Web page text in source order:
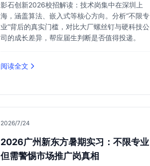
影石创新2026校招解读：技术岗集中在深圳上
海，涵盖算法、嵌入式等核心方向。分析“不限专
业”背后的真实门槛，对比大厂螺丝钉与硬科技公
司的成长差异，帮应届生判断是否值得投递。
阅读全文
2026/7/24
2026广州新东方暑期实习：不限专业
但需警惕市场推广岗真相